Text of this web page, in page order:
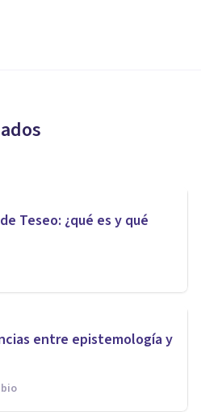
claves
Teseo: ¿qué es y qué
entre epistemología y
qué es, y
que lo